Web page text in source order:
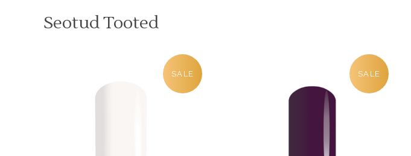
Seotud Tooted
SALE SALE